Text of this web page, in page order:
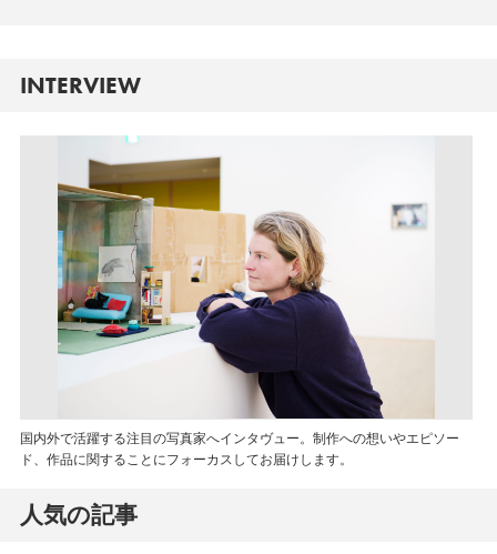
INTERVIEW
国内外で活躍する注目の写真家へインタヴュー。制作への想いやエピソー
ド、作品に関することにフォーカスしてお届けします。
人気の記事